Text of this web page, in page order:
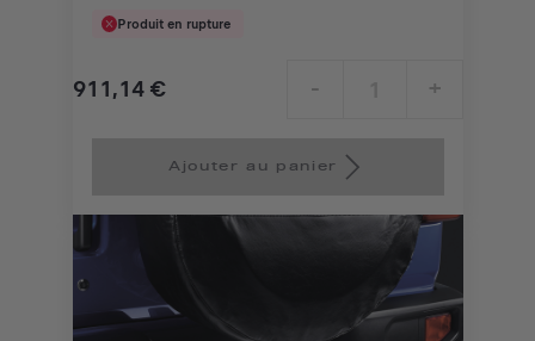
Produit en rupture
911,14 €
€
- +
1
Ajouter au panier